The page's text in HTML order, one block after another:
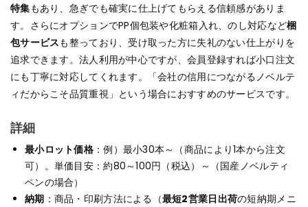
特集もあり、急ぎでも確実に仕上げてもらえる信頼感がありま
す。さらにオプションでPP個包装や化粧箱入れ、のし対応など梱
包サービスも整っており、受け取った方に失礼のない仕上がりを
追求できます。法人利用が中心ですが、会員登録すれば小口注文
にも丁寧に対応してくれます。「会社の信用につながるノベルテ
ィだからこそ品質重視」という場合におすすめのサービスです。
詳細
最小ロット価格：例）最小30本～（商品により1本から注文
可）。単価目安：約80～100円（税込）～（国産ノベルティ
ペンの場合）
納期 ：商品・印刷方法による（最短2営業日出荷の短納期メニ